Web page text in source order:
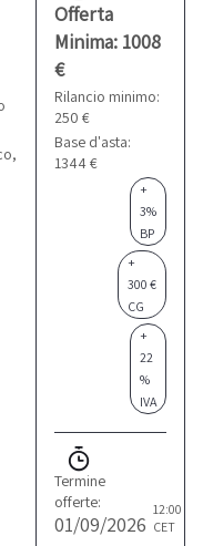
Offerta
Minima: 1008
€
Rilancio minimo:
250 €
Base d'asta:
1344 €
+
3%
BP
+
300 €
CG
+
22
%
IVA
Termine
offerte:
01/09/2026
12:00
CET